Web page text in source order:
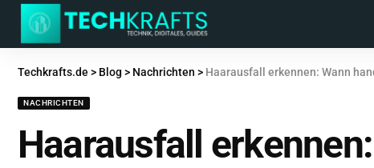
Techkrafts.de > Blog > Nachrichten > Haarausfall erkennen: Wann
NACHRICHTEN
Haarausfall